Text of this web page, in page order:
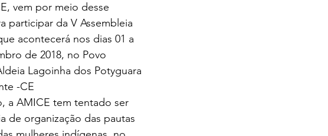
vem por meio desse
participar da V Assembleia
acontecerá nos dias 01 a
de 2018, no Povo
Lagoinha dos Potyguara
-CE
a AMICE tem tentado ser
de organização das pautas